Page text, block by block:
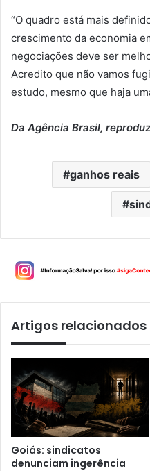
“O quadro está mais
crescimento da economia
negociações deve ser
Acredito que não vamos
estudo, mesmo que haja
Da Agência Brasil,
ganhos reais
Artigos relacionados
Goiás: sindicatos
denunciam ingerência